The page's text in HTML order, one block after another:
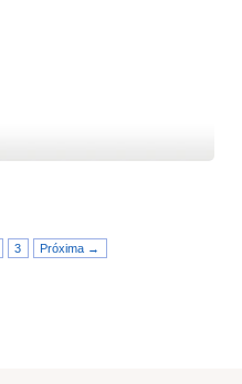
3 Próxima →